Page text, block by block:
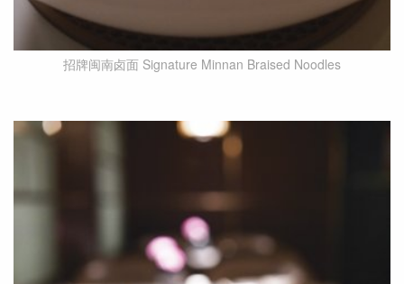
招牌闽南卤面 Signature Minnan Braised Noodles